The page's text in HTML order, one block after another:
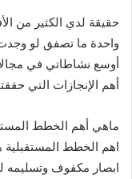
حقيقة لدي الكثير من
واحدة ما تصفق لو وجدت
أوسع نشاطاتي في
أهم الإنجازات التي
ماهي أهم الخطط
اهم الخطط
ابصار مكفوف وتسليمه